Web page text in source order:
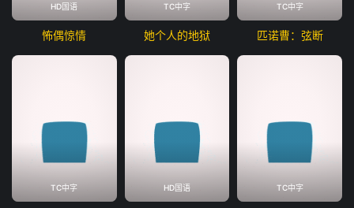
HD国语
怖偶惊情
TC中字
她个人的地狱
TC中字
匹诺曹：弦断
TC中字 HD国语 TC中字